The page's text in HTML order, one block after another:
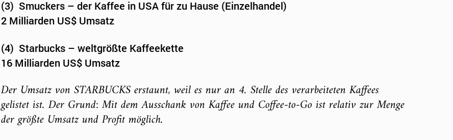
(3) Smuckers – der Kaffee in USA für zu Hause (Einzelhandel)
2 Milliarden US$ Umsatz
(4) Starbucks – weltgrößte Kaffeekette
16 Milliarden US$ Umsatz
Der Umsatz von STARBUCKS erstaunt, weil es nur an 4. Stelle des verarbeiteten Kaffees
gelistet ist. Der Grund: Mit dem Ausschank von Kaffee und Coffee-to-Go ist relativ zur Menge
der größte Umsatz und Profit möglich.